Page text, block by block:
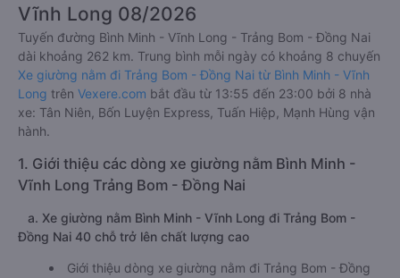
Vĩnh Long 08/2026
Tuyến đường Bình Minh - Vĩnh Long - Trảng Bom - Đồng Nai
dài khoảng 262 km. Trung bình mỗi ngày có khoảng 8 chuyến
Xe giường nằm đi Trảng Bom - Đồng Nai từ Bình Minh - Vĩnh
Long trên Vexere.com bắt đầu từ 13:55 đến 23:00 bởi 8 nhà
xe: Tân Niên, Bốn Luyện Express, Tuấn Hiệp, Mạnh Hùng vận
hành.
1. Giới thiệu các dòng xe giường nằm Bình Minh -
Vĩnh Long Trảng Bom - Đồng Nai
a. Xe giường nằm Bình Minh - Vĩnh Long đi Trảng Bom -
Đồng Nai 40 chỗ trở lên chất lượng cao
Giới thiệu dòng xe giường nằm đi Trảng Bom - Đồng